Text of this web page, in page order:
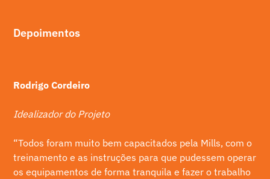
Depoimentos
Rodrigo Cordeiro
Idealizador do Projeto
“Todos foram muito bem capacitados pela Mills, com o
treinamento e as instruções para que pudessem operar
os equipamentos de forma tranquila e fazer o trabalho